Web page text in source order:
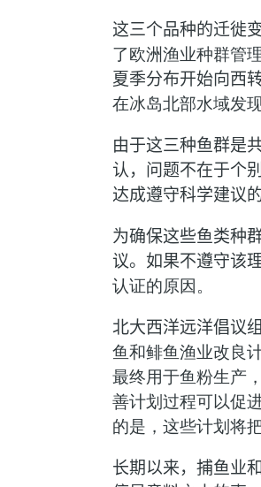
这三个品种的迁徙
了欧洲渔业种群管
夏季分布开始向西
在冰岛北部水域发
由于这三种鱼群是
认，问题不在于个
达成遵守科学建议的
为确保这些鱼类种
议。如果不遵守该
认证的原因。
北大西洋远洋倡议
鱼和鲱鱼渔业改良
最终用于鱼粉生产
善计划过程可以促
的是，这些计划将
长期以来，捕鱼业